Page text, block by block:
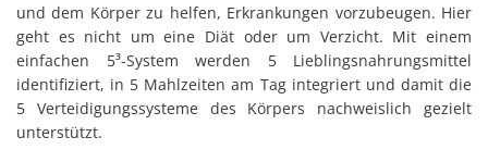
und dem Körper zu helfen, Erkrankungen vorzubeugen. Hier
geht es nicht um eine Diät oder um Verzicht. Mit einem
einfachen 5³-System werden 5 Lieblingsnahrungsmittel
identifiziert, in 5 Mahlzeiten am Tag integriert und damit die
5 Verteidigungssysteme des Körpers nachweislich gezielt
unterstützt.